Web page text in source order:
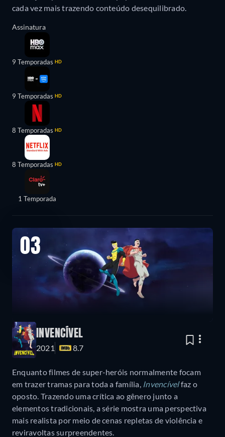
cada vez mais trazendo conteúdo desequilibrado.
Assinatura
9 Temporadas HD
9 Temporadas HD
8 Temporadas HD
8 Temporadas HD
1 Temporada
03
INVENCÍVEL
2021 8.7
Enquanto filmes de super-heróis normalmente focam
em trazer tramas para toda a família, Invencívelfaz o
oposto. Trazendo uma crítica ao gênero junto a
elementos tradicionais, a série mostra uma perspectiva
mais realista por meio de cenas repletas de violência e
reviravoltas surpreendentes.